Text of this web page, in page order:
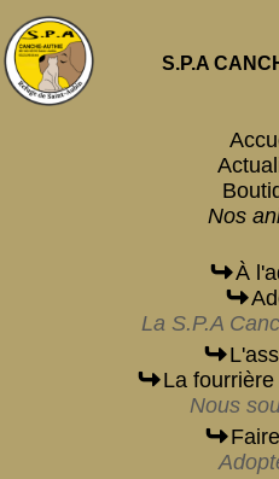
S.P.A
Nos
À
La S.P.A
La fourrière
Nous